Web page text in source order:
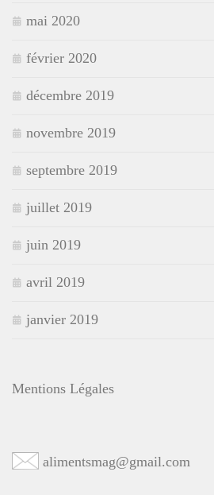
mai 2020
février 2020
décembre 2019
novembre 2019
septembre 2019
juillet 2019
juin 2019
avril 2019
janvier 2019
Mentions Légales
alimentsmag@gmail.com